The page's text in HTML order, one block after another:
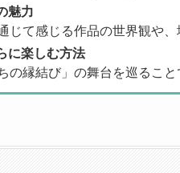
魅力
じて感じる作品の世界観や
に楽しむ方法
の縁結び」の舞台を巡るこ